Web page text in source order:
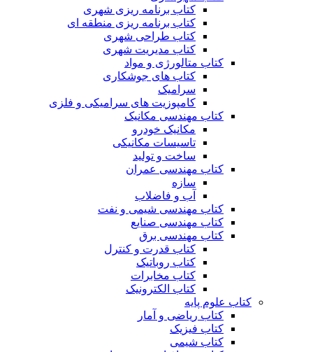
کتاب برنامه ریزی شهری
کتاب برنامه ریزی منطقه ای
کتاب طراحی شهری
کتاب مدیریت شهری
کتاب متالورژی و مواد
کتاب های جوشکاری
سرامیک
کامپوزیت های سرامیکی و فلزی
کتاب مهندسی مکانیک
مکانیک خودرو
تاسیسات مکانیکی
ساخت و تولید
کتاب مهندسی عمران
سازه
آب و فاضلاب
کتاب مهندسی شیمی و نفت
کتاب مهندسی صنایع
کتاب مهندسی برق
کتاب قدرت و کنترل
کتاب روباتیک
کتاب مخابرات
کتاب الکترونیک
کتاب علوم پایه
کتاب ریاضی و آمار
کتاب فیزیک
کتاب شیمی